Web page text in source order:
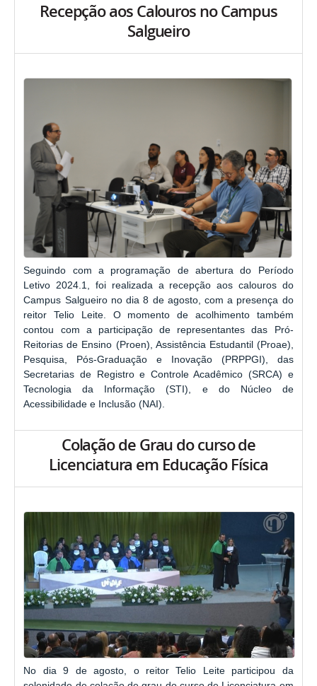
Recepção aos Calouros no Campus
Salgueiro
Seguindo com a programação de abertura do Período
Letivo 2024.1, foi realizada a recepção aos calouros do
Campus Salgueiro no dia 8 de agosto, com a presença do
reitor Telio Leite. O momento de acolhimento também
contou com a participação de representantes das Pró-
Reitorias de Ensino (Proen), Assistência Estudantil (Proae),
Pesquisa, Pós-Graduação e Inovação (PRPPGI), das
Secretarias de Registro e Controle Acadêmico (SRCA) e
Tecnologia da Informação (STI), e do Núcleo de
Acessibilidade e Inclusão (NAI).
Colação de Grau do curso de
Licenciatura em Educação Física
No dia 9 de agosto, o reitor Telio Leite participou da